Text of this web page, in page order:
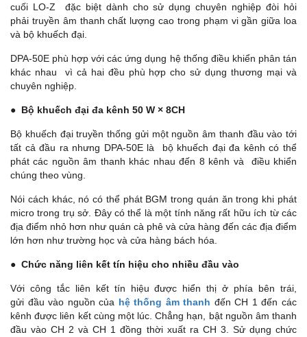
cuối LO-Z đặc biệt dành cho sử dụng chuyên nghiệp đòi hỏi
phải truyền âm thanh chất lượng cao trong phạm vi gần giữa loa
và bộ khuếch đại.
DPA-50E phù hợp với các ứng dụng hệ thống điều khiển phân tán
khác nhau vì cả hai đều phù hợp cho sử dụng thương mại và
chuyên nghiệp.
● Bộ khuếch đại đa kênh 50 W × 8CH
Bộ khuếch đại truyền thống gửi một nguồn âm thanh đầu vào tới
tất cả đầu ra nhưng DPA-50E là bộ khuếch đại đa kênh có thể
phát các nguồn âm thanh khác nhau đến 8 kênh và điều khiển
chúng theo vùng.
Nói cách khác, nó có thể phát BGM trong quán ăn trong khi phát
micro trong trụ sở. Đây có thể là một tính năng rất hữu ích từ các
địa điểm nhỏ hơn như quán cà phê và cửa hàng đến các địa điểm
lớn hơn như trường học và cửa hàng bách hóa.
● Chức năng liên kết tín hiệu cho nhiều đầu vào
Với công tắc liên kết tín hiệu được hiển thị ở phía bên trái,
gửi đầu vào nguồn của hệ thống âm thanh đến CH 1 đến các
kênh được liên kết cùng một lúc. Chẳng hạn, bật nguồn âm thanh
đầu vào CH 2 và CH 1 đồng thời xuất ra CH 3. Sử dụng chức